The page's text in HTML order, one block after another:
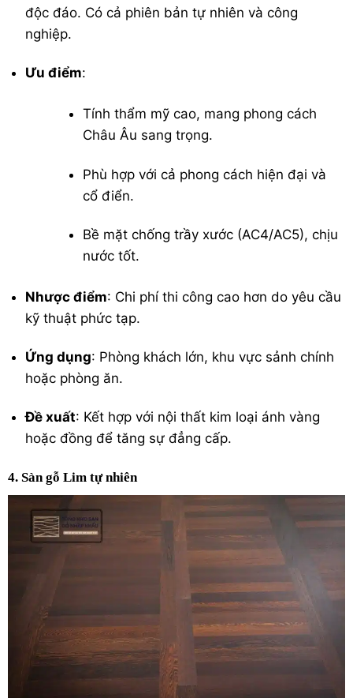
độc đáo. Có cả phiên bản tự nhiên và công
nghiệp.
Ưu điểm:
Tính thẩm mỹ cao, mang phong cách
Châu Âu sang trọng.
Phù hợp với cả phong cách hiện đại và
cổ điển.
Bề mặt chống trầy xước (AC4/AC5), chịu
nước tốt.
Nhược điểm: Chi phí thi công cao hơn do yêu cầu
kỹ thuật phức tạp.
Ứng dụng: Phòng khách lớn, khu vực sảnh chính
hoặc phòng ăn.
Đề xuất: Kết hợp với nội thất kim loại ánh vàng
hoặc đồng để tăng sự đẳng cấp.
4. Sàn gỗ Lim tự nhiên